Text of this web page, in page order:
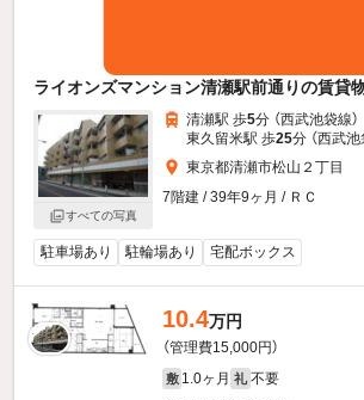
ライオンズマンション清瀬駅前通りの賃貸
すべての写真
清瀬駅 歩5分 （西武池袋線）
東久留米駅 歩25分 （西武池
東京都清瀬市松山２丁目
7階建 / 39年9ヶ月 / ＲＣ
駐車場あり 駐輪場あり 宅配ボックス
10.4万円
（管理費15,000円）
敷 1.0ヶ月 礼 不要